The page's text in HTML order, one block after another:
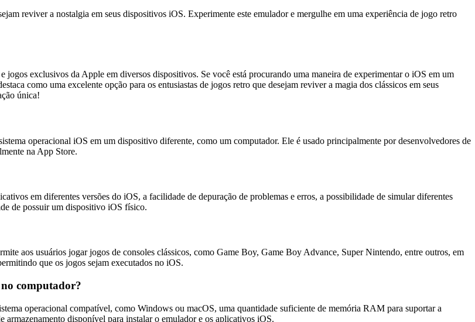
reviver a nostalgia em seus dispositivos iOS. Experimente este emulador e mergulhe em uma experiência de jogo retro
jogos exclusivos da Apple em diversos dispositivos. Se você está procurando uma maneira de experimentar o iOS em um
como uma excelente opção para os entusiastas de jogos retro que desejam reviver a magia dos clássicos em seus
única!
operacional iOS em um dispositivo diferente, como um computador. Ele é usado principalmente por desenvolvedores de
na App Store.
em diferentes versões do iOS, a facilidade de depuração de problemas e erros, a possibilidade de simular diferentes
de possuir um dispositivo iOS físico.
aos usuários jogar jogos de consoles clássicos, como Game Boy, Game Boy Advance, Super Nintendo, entre outros, em
que os jogos sejam executados no iOS.
computador?
operacional compatível, como Windows ou macOS, uma quantidade suficiente de memória RAM para suportar a
armazenamento disponível para instalar o emulador e os aplicativos iOS.